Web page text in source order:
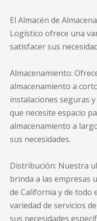
El Almacén de
Logístico ofrece una
satisfacer sus
Almacenamiento:
almacenamiento a
instalaciones seguras
que necesite espacio
almacenamiento a
sus necesidades.
Distribución: Nuestra
brinda a las empresas
de California y de todo
variedad de servicios
sus necesidades